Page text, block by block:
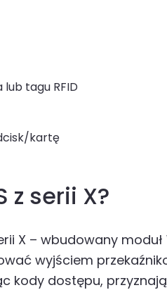
tagu RFID
kartę
z serii X?
X – wbudowany
wyjściem
kody dostępu,